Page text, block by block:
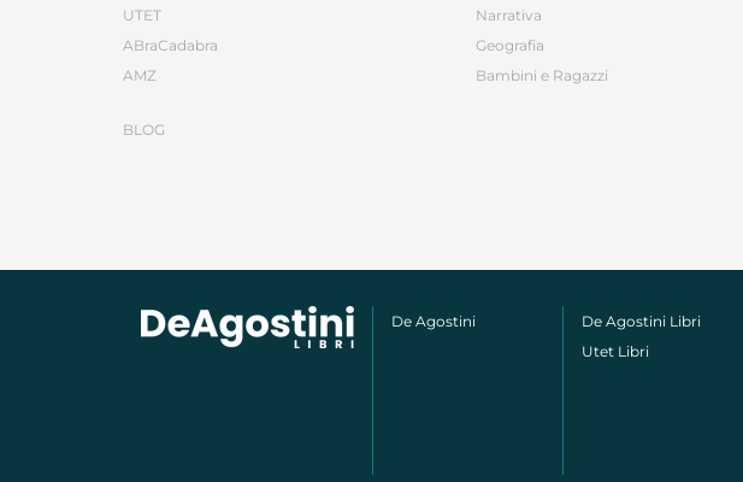
UTET
ABraCadabra
AMZ
BLOG
Narrativa
Geografia
Bambini e Ragazzi
De Agostini
De Agostini Libri
Utet Libri